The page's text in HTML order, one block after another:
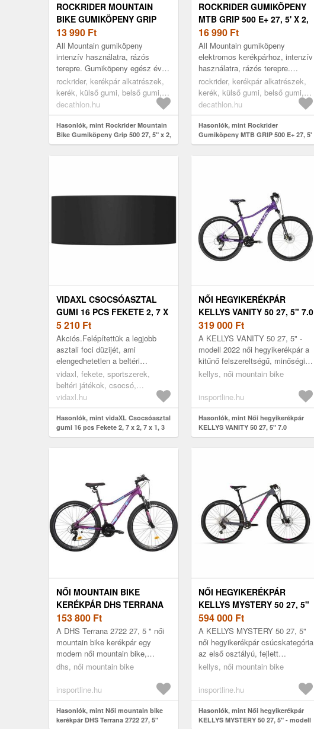
ROCKRIDER MOUNTAIN
BIKE GUMIKÖPENY GRIP
500 27, 5" X 2, 4
13 990 Ft
All Mountain gumiköpeny
intenzív használatra, rázós
terepre. Gumiköpeny egész évre!
Tubeless ready MTB gumiköpeny
egész évre, bármilyen terepre.
rockrider, kerékpár alkatrészek,
kerék, külső gumi, belső gumi,
kerékpár külső gumi,
black, 27,5"
decathlon.hu
Hasonlók, mint Rockrider Mountain
Bike Gumiköpeny Grip 500 27, 5" x 2,
4
ROCKRIDER GUMIKÖPENY
MTB GRIP 500 E+ 27, 5' X 2,
6
16 990 Ft
All Mountain gumiköpeny
elektromos kerékpárhoz, intenzív
használatra, rázós terepre.
Gumiköpeny egész évre!
Strapabíró és rendkívüli
teljesítményt ...
rockrider, kerékpár alkatrészek,
kerék, külső gumi, belső gumi,
kerékpár külső gumi,
black, 27,5"
decathlon.hu
Hasonlók, mint Rockrider
Gumiköpeny MTB GRIP 500 E+ 27, 5'
x 2, 6
VIDAXL CSOCSÓASZTAL
GUMI 16 PCS FEKETE 2, 7 X
2, 7 X 1, 3 CM TPE
5 210 Ft
Akciós.Felépítettük a legjobb
asztali foci düzijét, ami
elengedhetetlen a beltéri
játékodhoz. Kiváló minőségű
műanyagból készült, így tartós
és stílusos i...
vidaxl, fekete, sportszerek,
beltéri játékok, csocsó,
csocsóasztal alkatrészek és
vidaxl.hu
Hasonlók, mint vidaXL Csocsóasztal
gumi 16 pcs Fekete 2, 7 x 2, 7 x 1, 3
cm TPE
NŐI HEGYIKERÉKPÁR
KELLYS VANITY 50 27, 5" 7.0
319 000 Ft
A KELLYS VANITY 50 27, 5" -
modell 2022 női hegyikerékpár a
kitűnő felszereltségű, minőségi
női hegyikerékpárok közé
kellys, női mountain bike
insportline.hu
Hasonlók, mint Női hegyikerékpár
KELLYS VANITY 50 27, 5" 7.0
NŐI MOUNTAIN BIKE
KERÉKPÁR DHS TERRANA
2722 27, 5"
153 800 Ft
A DHS Terrana 2722 27, 5 " női
mountain bike kerékpár egy
modern női mountain bike,
gazdag felszereltséggel és
könnyűfém ötv...
dhs, női mountain bike
insportline.hu
Hasonlók, mint Női mountain bike
kerékpár DHS Terrana 2722 27, 5"
NŐI HEGYIKERÉKPÁR
KELLYS MYSTERY 50 27, 5"
- MODELL 2023
594 000 Ft
A KELLYS MYSTERY 50 27, 5"
női hegyikerékpár csúcskategória
az első osztályú, fejlett
felszereltségű női kerékpárok
kö...
kellys, női mountain bike
insportline.hu
Hasonlók, mint Női hegyikerékpár
KELLYS MYSTERY 50 27, 5" - modell